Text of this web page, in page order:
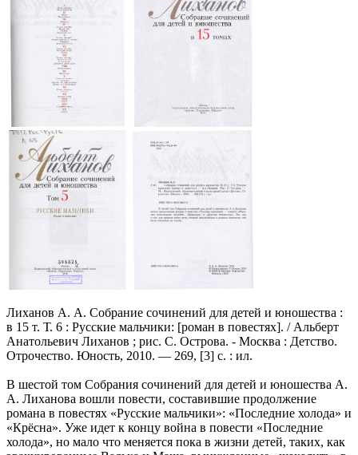
Лиханов А. А. Собрание сочинений для детей и юношества :
в 15 т. Т. 6 : Русские мальчики: [роман в повестях]. / Альберт
Анатольевич Лиханов ; рис. С. Острова. - Москва : Детство.
Отрочество. Юность, 2010. — 269, [3] с. : ил.
В шестой том Собрания сочинений для детей и юношества А.
А. Лиханова вошли повести, составившие продолжение
романа в повестях «Русские мальчики»: «Последние холода» и
«Крёсна». Уже идет к концу война в повести «Последние
холода», но мало что меняется пока в жизни детей, таких, как